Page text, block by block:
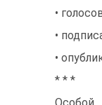
•
•
•
* * *